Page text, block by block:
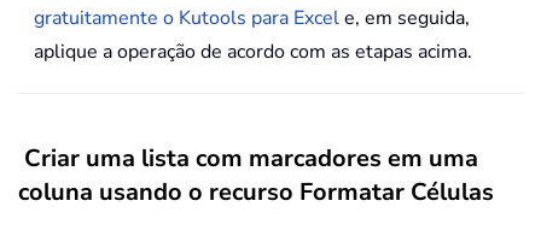
gratuitamente o Kutools para Excele, em seguida,
aplique a operação de acordo com as etapas acima.
Criar uma lista com marcadores em uma
coluna usando o recurso Formatar Células